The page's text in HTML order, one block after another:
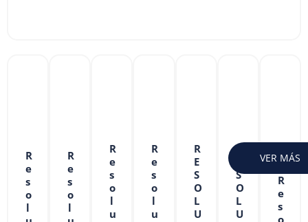
R
e
s
o
l
R
e
s
o
l
R
e
s
o
l
u
R
e
s
o
l
u
R
E
S
O
L
U
R
S
O
L
U
VER MÁS
R
e
s
o